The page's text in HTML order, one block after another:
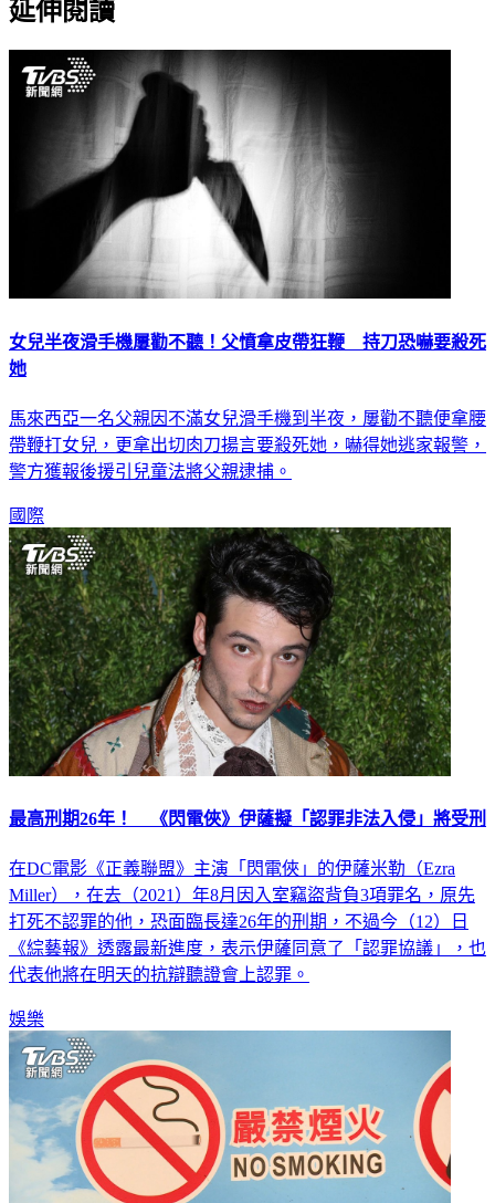
延伸閱讀
女兒半夜滑手機屢勸不聽！父憤拿皮帶狂鞭 持刀恐嚇要殺死
她
馬來西亞一名父親因不滿女兒滑手機到半夜，屢勸不聽便拿腰
帶鞭打女兒，更拿出切肉刀揚言要殺死她，嚇得她逃家報警，
警方獲報後援引兒童法將父親逮捕。
國際
最高刑期26年！ 《閃電俠》伊薩擬「認罪非法入侵」將受刑
在DC電影《正義聯盟》主演「閃電俠」的伊薩米勒（Ezra
Miller），在去（2021）年8月因入室竊盜背負3項罪名，原先
打死不認罪的他，恐面臨長達26年的刑期，不過今（12）日
《綜藝報》透露最新進度，表示伊薩同意了「認罪協議」，也
代表他將在明天的抗辯聽證會上認罪。
娛樂